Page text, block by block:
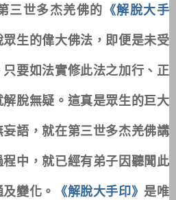
三世多杰羌佛的 《解脫大手
眾生的偉大佛法，即便是未受
要如法實修此法之加行、正
脫無疑。這真是眾生的巨大
語，就在第三世多杰羌佛講
中，就已經有弟子因聽聞此
變化。
《解脫大手印》 是唯